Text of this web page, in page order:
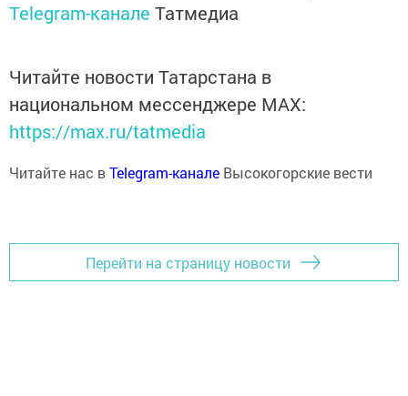
Telegram-канале Татмедиа
Читайте новости Татарстана в
национальном мессенджере MАХ:
https://max.ru/tatmedia
Читайте нас вTelegram-канале Высокогорские вести
Перейти на страницу новости